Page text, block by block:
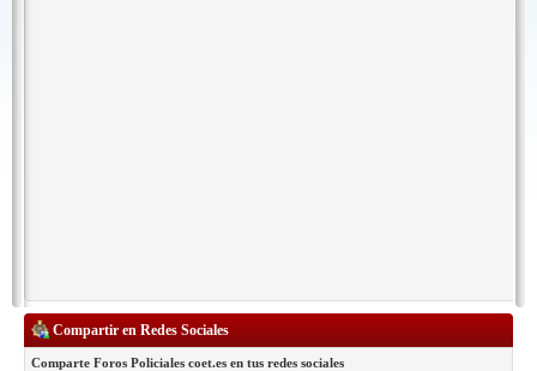
Compartir en Redes Sociales
Comparte Foros Policiales coet.es en tus redes sociales